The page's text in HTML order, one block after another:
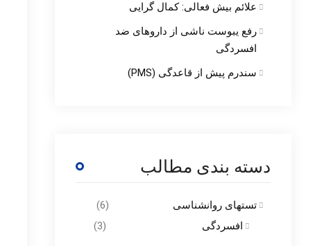
علائم بیش فعالی: کمال گرایی
رفع یبوست ناشی از داروهای ضد
افسردگی
سندرم پیش از قاعدگی (PMS)
دسته بندی مطالب
تستهای روانشناسی
(6)
افسردگی
(3)